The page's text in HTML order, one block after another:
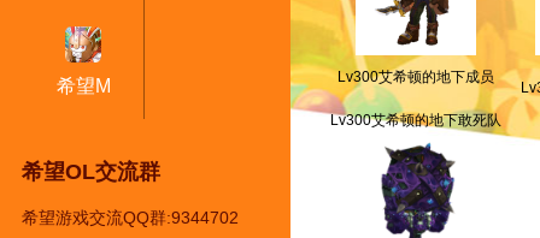
希望M
希望OL交流群
希望游戏交流QQ群:9344702
Lv300艾希顿的地下成员
Lv300艾希顿的地下敢死队